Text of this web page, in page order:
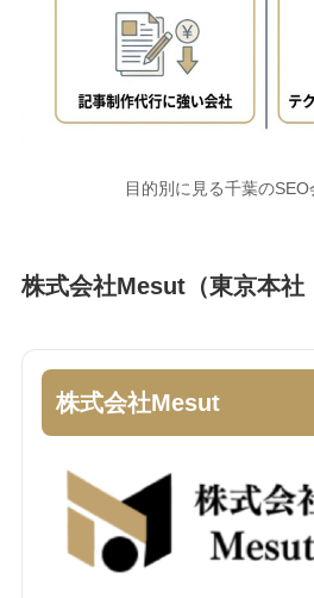
目的別に見る千葉の
株式会社Mesut（東京本社
株式会社Mesut